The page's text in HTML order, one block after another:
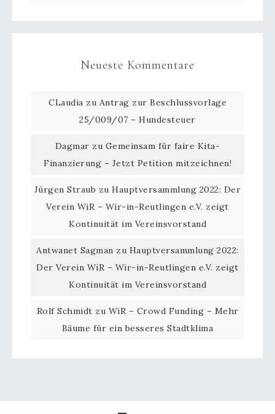
Neueste Kommentare
CLaudia zu Antrag zur Beschlussvorlage
25/009/07 – Hundesteuer
Dagmar zu Gemeinsam für faire Kita-
Finanzierung – Jetzt Petition mitzeichnen!
Jürgen Straub zuHauptversammlung 2022: Der
Verein WiR – Wir-in-Reutlingen e.V. zeigt
Kontinuität im Vereinsvorstand
Antwanet Sagman zu Hauptversammlung 2022:
Der Verein WiR – Wir-in-Reutlingen e.V. zeigt
Kontinuität im Vereinsvorstand
Rolf Schmidt zu WiR – Crowd Funding – Mehr
Bäume für ein besseres Stadtklima